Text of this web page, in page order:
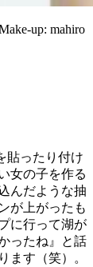
up: mahiro
貼ったり付け
女の子を作る
んだような抽
が上がったも
に行って湖が
ったね』と話
ます（笑）。